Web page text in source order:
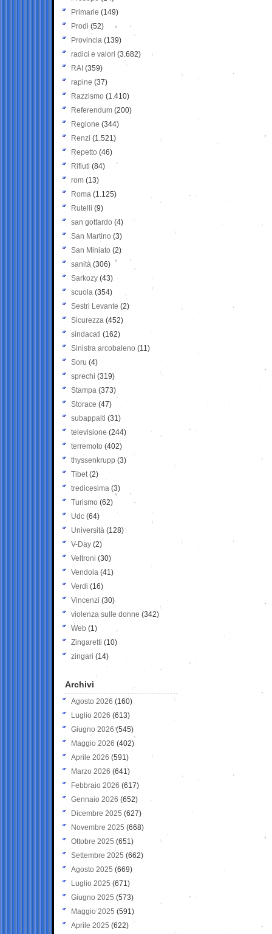
Primarie (149)
Prodi (52)
Provincia (139)
radici e valori (3.682)
RAI (359)
rapine (37)
Razzismo (1.410)
Referendum (200)
Regione (344)
Renzi (1.521)
Repetto (46)
Rifiuti (84)
rom (13)
Roma (1.125)
Rutelli (9)
san gottardo (4)
San Martino (3)
San Miniato (2)
sanità (306)
Sarkozy (43)
scuola (354)
Sestri Levante (2)
Sicurezza (452)
sindacati (162)
Sinistra arcobaleno (11)
Soru (4)
sprechi (319)
Stampa (373)
Storace (47)
subappalti (31)
televisione(244)
terremoto (402)
thyssenkrupp (3)
Tibet(2)
tredicesima (3)
Turismo (62)
Udc (64)
Università (128)
V-Day (2)
Veltroni (30)
Vendola (41)
Verdi (16)
Vincenzi (30)
violenza sulle donne (342)
Web (1)
Zingaretti (10)
zingari (14)
Archivi
Agosto 2026 (160)
Luglio 2026 (613)
Giugno 2026 (545)
Maggio 2026 (402)
Aprile 2026 (591)
Marzo 2026 (641)
Febbraio 2026 (617)
Gennaio 2026 (652)
Dicembre 2025 (627)
Novembre 2025 (668)
Ottobre 2025 (651)
Settembre 2025 (662)
Agosto 2025 (669)
Luglio 2025 (671)
Giugno 2025 (573)
Maggio 2025 (591)
Aprile 2025 (622)